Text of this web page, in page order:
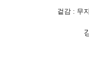
겉감 : 무